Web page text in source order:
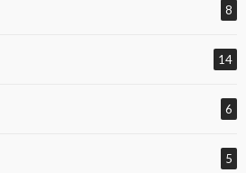
8
14
6
5